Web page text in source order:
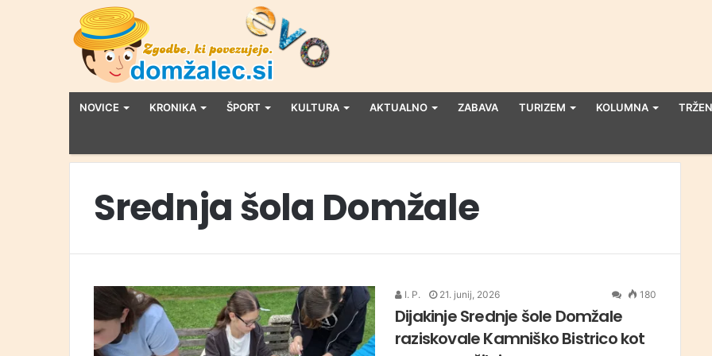
NOVICE KRONIKA ŠPORT KULTURA AKTUALNO ZABAVA TURIZEM KOLUMNA
Srednja šola Domžale
I. P. 21. junij, 2026 180
Dijakinje Srednje šole Domžale
raziskovale Kamniško Bistrico kot